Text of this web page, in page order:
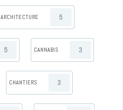
ARCHITECTURE 5
5 CANNABIS 3
CHANTIERS 3